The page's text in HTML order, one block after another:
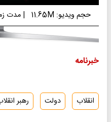
حجم ویدیو: 11.65M |مدت زمان
خبرنامه
انقلاب دولت رهبر